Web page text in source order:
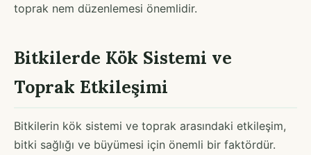
toprak nem düzenlemesi önemlidir.
Bitkilerde Kök Sistemi ve
Toprak Etkileşimi
Bitkilerin kök sistemi ve toprak arasındaki etkileşim,
bitki sağlığı ve büyümesi için önemli bir faktördür.